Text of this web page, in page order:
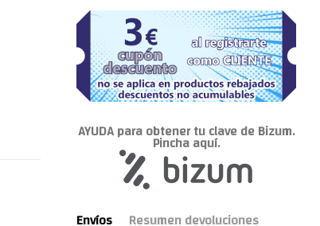
AYUDA para obtener tu clave de Bizum.
Pincha aquí.
Envíos Resumen devoluciones